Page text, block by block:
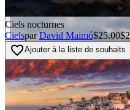
Ciels nocturnes
Cielspar David Maimó$25.00
favorite_borderAjouter à la liste de souhaits